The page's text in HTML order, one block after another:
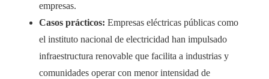
empresas.
Casos prácticos: Empresas eléctricas públicas como
el instituto nacional de electricidad han impulsado
infraestructura renovable que facilita a industrias y
comunidades operar con menor intensidad de